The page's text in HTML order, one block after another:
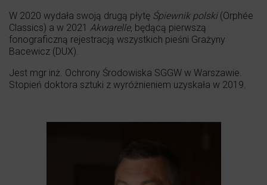
W 2020 wydała swoją drugą płytę Śpiewnik polski(Orphée
Classics) a w 2021 Akwarelle, będącą pierwszą
fonograficzną rejestracją wszystkich pieśni Grażyny
Bacewicz (DUX).
Jest mgr inż. Ochrony Środowiska SGGW w Warszawie.
Stopień doktora sztuki z wyróżnieniem uzyskała w 2019.